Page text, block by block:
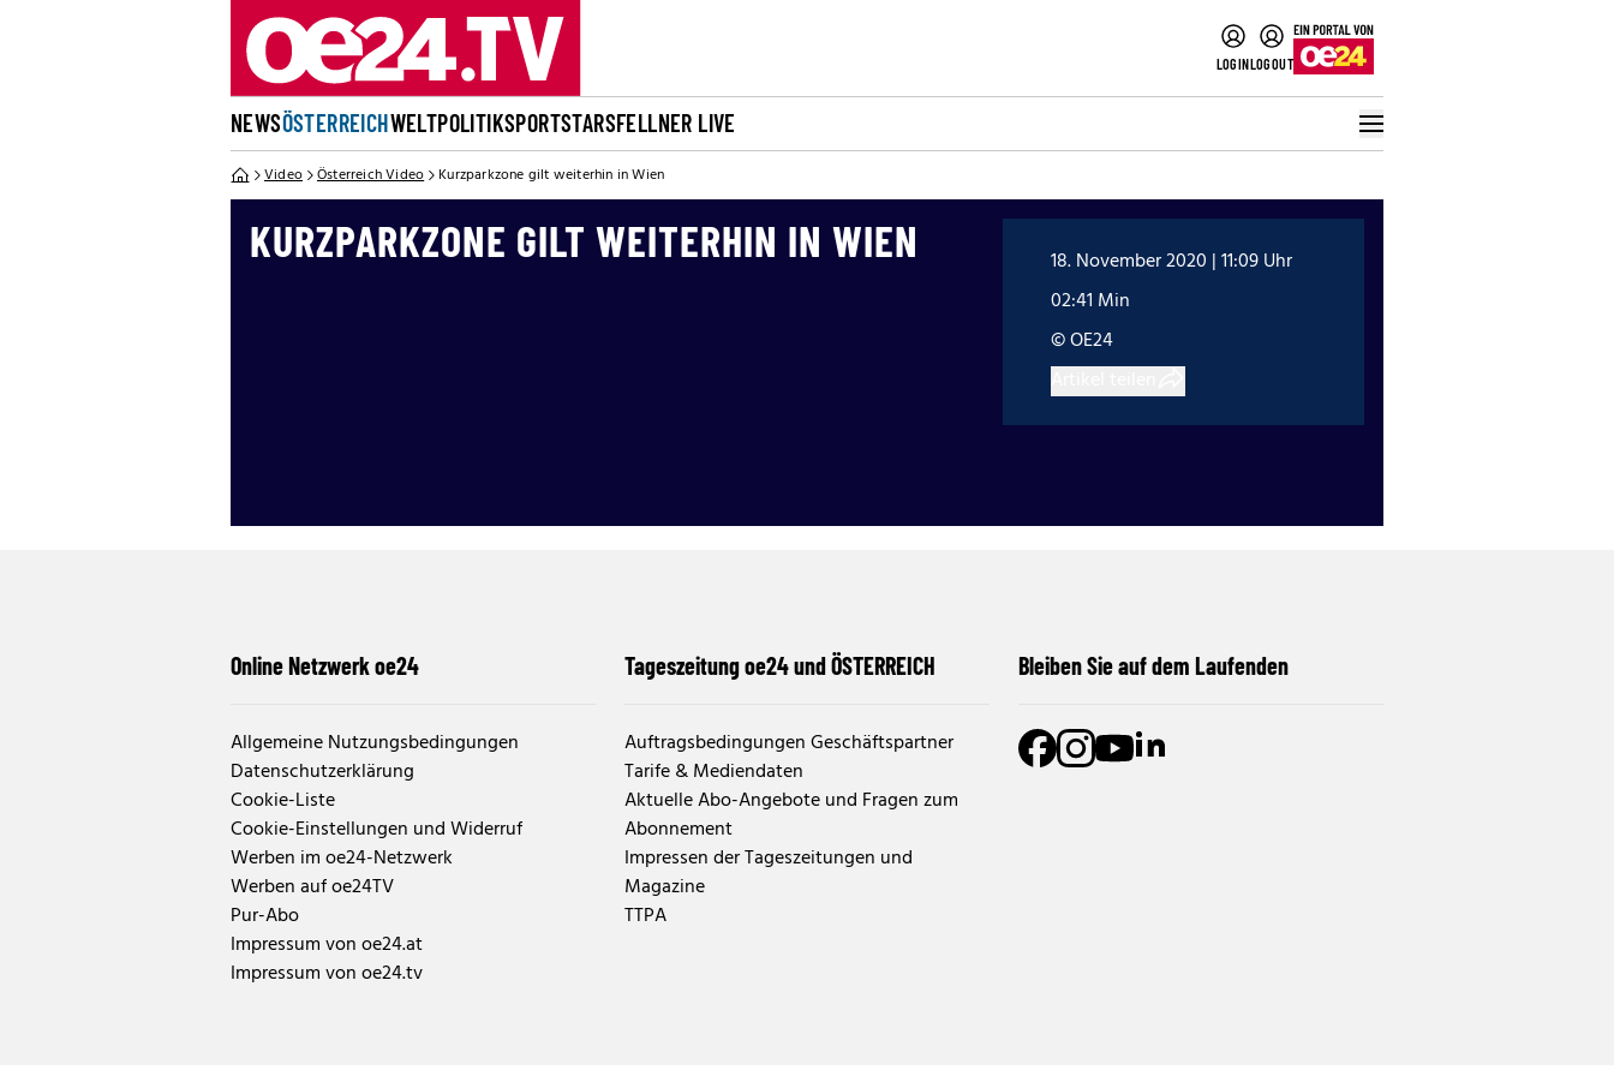
LOGINLOGOUT
NEWSÖSTERREICHWELTPOLITIKSPORTSTARSFELLNER LIVE
Video Österreich Video Kurzparkzone gilt weiterhin in Wien
KURZPARKZONE GILT WEITERHIN IN WIEN
18. November 2020 | 11:09 Uhr
02:41 Min
© OE24
Online Netzwerk oe24
Allgemeine Nutzungsbedingungen
Datenschutzerklärung
Cookie-Liste
Cookie-Einstellungen und Widerruf
Werben im oe24-Netzwerk
Werben auf oe24TV
Pur-Abo
Impressum von oe24.at
Impressum von oe24.tv
Tageszeitung oe24 und ÖSTERREICH
Auftragsbedingungen Geschäftspartner
Tarife & Mediendaten
Aktuelle Abo-Angebote und Fragen zum
Abonnement
Impressen der Tageszeitungen und
Magazine
TTPA
Bleiben Sie auf dem Laufenden